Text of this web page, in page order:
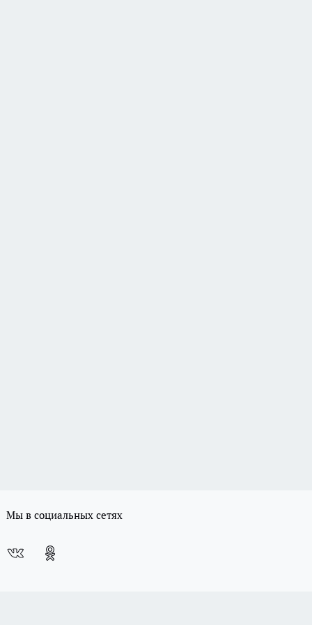
Мы в социальных сетях